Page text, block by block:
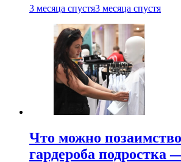
3 месяца спустя3 месяца спустя
Что можно
гардероба подростка